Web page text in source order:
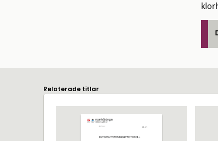
Relaterade titlar